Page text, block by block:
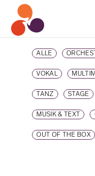
ALLE
VOKAL
TANZ STAGE
MUSIK & TEXT
OUT OF THE BOX